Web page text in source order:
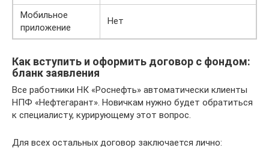
Мобильное
приложение
Нет
Как вступить и оформить договор с фондом:
бланк заявления
Все работники НК «Роснефть» автоматически клиенты
НПФ «Нефтегарант». Новичкам нужно будет обратиться
к специалисту, курирующему этот вопрос.
Для всех остальных договор заключается лично: